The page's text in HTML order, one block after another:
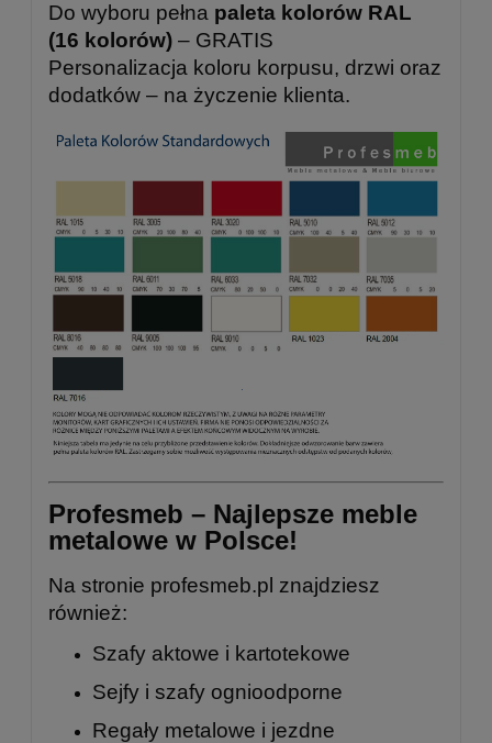
Do wyboru pełna paleta kolorów RAL
(16 kolorów) – GRATIS
Personalizacja koloru korpusu, drzwi oraz
dodatków – na życzenie klienta.
Profesmeb – Najlepsze meble
metalowe w Polsce!
Na stronie profesmeb.pl znajdziesz
również:
Szafy aktowe i kartotekowe
Sejfy i szafy ognioodporne
Regały metalowe i jezdne